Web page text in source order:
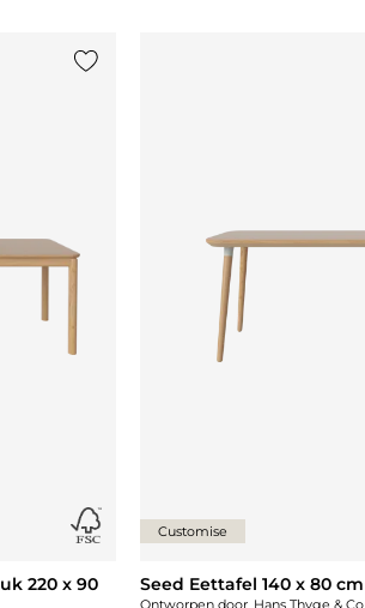
220 x 90
Customise
Seed Eettafel 140 x 80 cm
Ontworpen door Hans Thyge & Co